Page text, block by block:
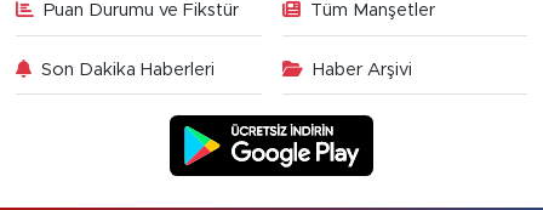
Puan Durumu ve Fikstür Tüm Manşetler
Son Dakika Haberleri Haber Arşivi